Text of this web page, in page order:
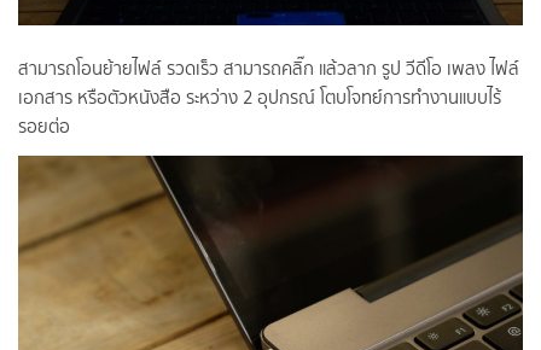
สามารถโอนย้ายไฟล์ รวดเร็ว สามารถคลิ๊ก แล้วลาก รูป วีดีโอ เพลง ไฟล์
เอกสาร หรือตัวหนังสือ ระหว่าง 2 อุปกรณ์ โตบโจทย์การทำงานแบบไร้
รอยต่อ